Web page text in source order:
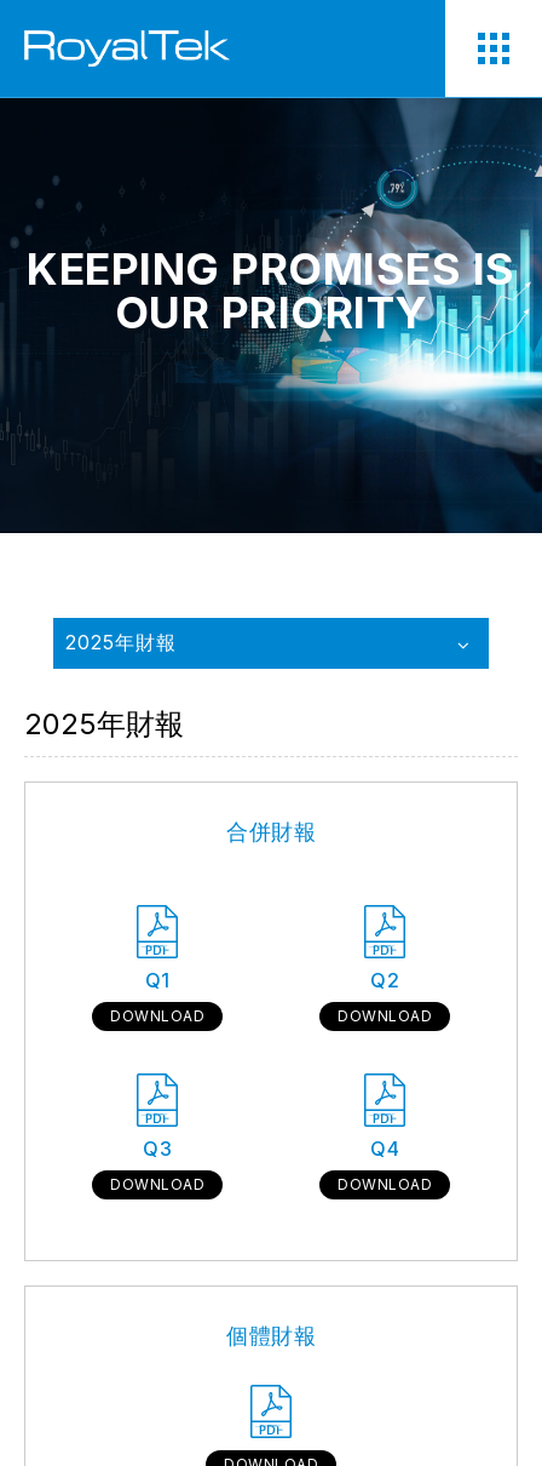
KEEPING PROMISES IS
OUR PRIORITY
2025年財報
2025年財報
合併財報
Q1
DOWNLOAD
Q2
DOWNLOAD
Q3
DOWNLOAD
Q4
DOWNLOAD
個體財報